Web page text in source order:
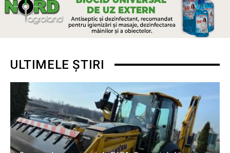
ULTIMELE ȘTIRI